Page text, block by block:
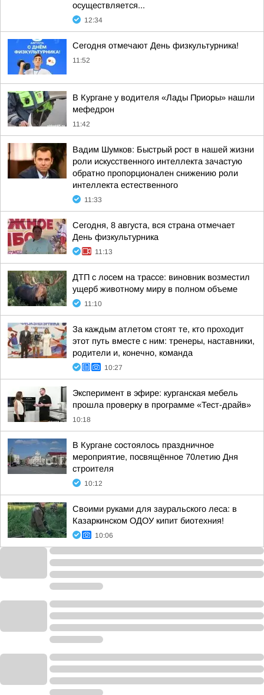
осуществляется...
12:34
Сегодня отмечают День физкультурника!
11:52
В Кургане у водителя «Лады Приоры» нашли
мефедрон
11:42
Вадим Шумков: Быстрый рост в нашей жизни
роли искусственного интеллекта зачастую
обратно пропорционален снижению роли
интеллекта естественного
11:33
Сегодня, 8 августа, вся страна отмечает
День физкультурника
11:13
ДТП с лосем на трассе: виновник возместил
ущерб животному миру в полном объеме
11:10
За каждым атлетом стоят те, кто проходит
этот путь вместе с ним: тренеры, наставники,
родители и, конечно, команда
10:27
Эксперимент в эфире: курганская мебель
прошла проверку в программе «Тест-драйв»
10:18
В Кургане состоялось праздничное
мероприятие, посвящённое 70летию Дня
строителя
10:12
Своими руками для зауральского леса: в
Казаркинском ОДОУ кипит биотехния!
10:06